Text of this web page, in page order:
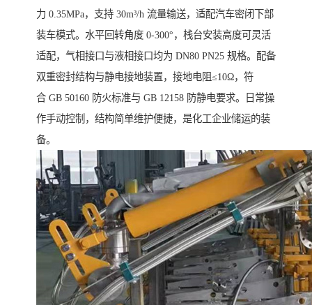
力 0.35MPa，支持 30m³/h 流量输送，适配汽车密闭下部
装车模式。水平回转角度 0-300°，栈台安装高度可灵活
适配，气相接口与液相接口均为 DN80 PN25 规格。配备
双重密封结构与静电接地装置，接地电阻≤10Ω，符
合 GB 50160 防火标准与 GB 12158 防静电要求。日常操
作手动控制，结构简单维护便捷，是化工企业储运的装
备。